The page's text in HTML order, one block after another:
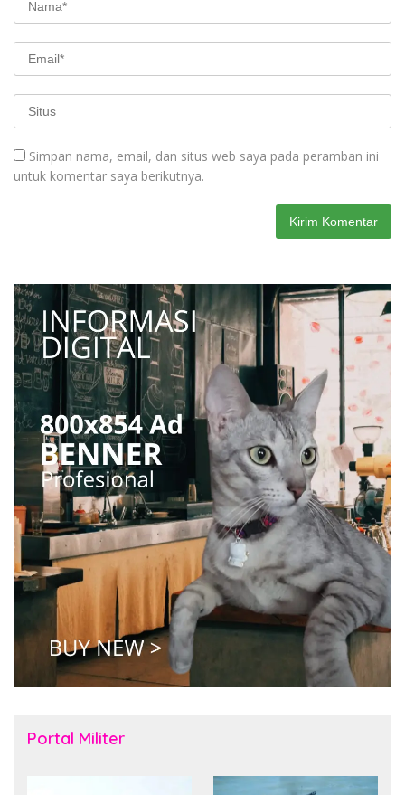
Simpan nama, email, dan situs web saya pada peramban ini
untuk komentar saya berikutnya.
Portal Militer